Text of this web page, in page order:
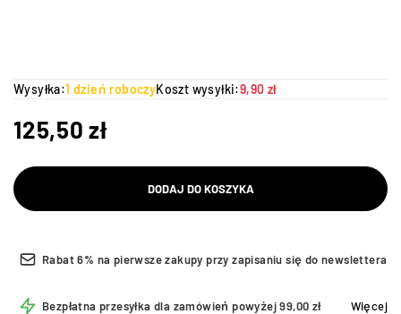
Wysyłka:1 dzień roboczyKoszt wysyłki:9,90 zł
125,50zł
DODAJ DO KOSZYKA
Rabat 6% na pierwsze zakupy przy zapisaniu się do newslettera
Bezpłatna przesyłka dla zamówień powyżej 99,00 zł Więcej